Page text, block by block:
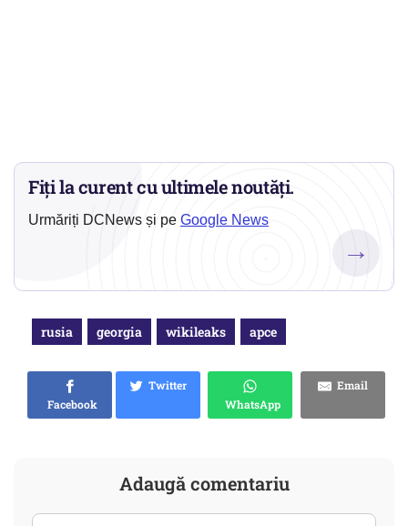
Fiți la curent cu ultimele noutăți.
Urmăriți DCNews și pe Google News
→
rusia georgia wikileaks apce
Facebook
Twitter
WhatsApp
Email
Adaugă comentariu